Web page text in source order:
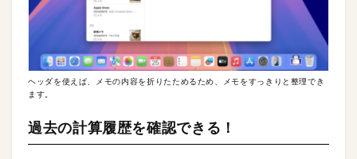
ヘッダを使えば、メモの内容を折りたためるため、メモをすっきりと整理でき
ます。
過去の計算履歴を確認できる！